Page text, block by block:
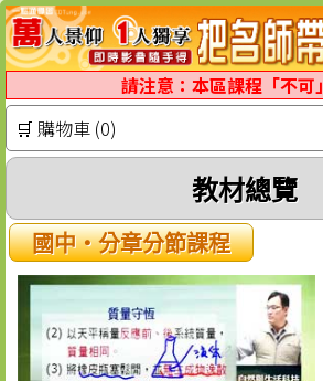
請注意：本區課程「不可
🛒 購物車 (0)
教材總覽
國中‧分章分節課程